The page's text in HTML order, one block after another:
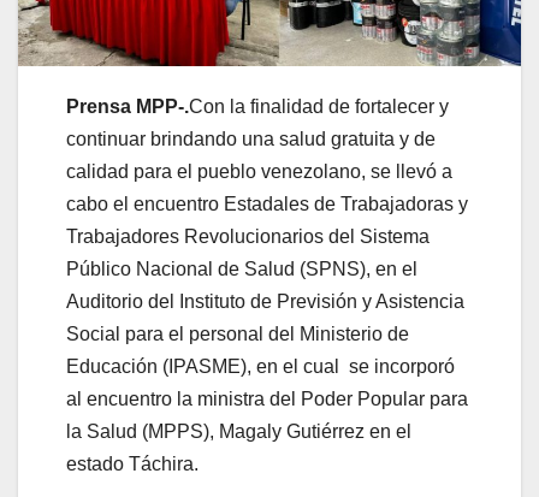
Prensa MPP-.Con la finalidad de fortalecer y
continuar brindando una salud gratuita y de
calidad para el pueblo venezolano, se llevó a
cabo el encuentro Estadales de Trabajadoras y
Trabajadores Revolucionarios del Sistema
Público Nacional de Salud (SPNS), en el
Auditorio del Instituto de Previsión y Asistencia
Social para el personal del Ministerio de
Educación (IPASME), en el cual se incorporó
al encuentro la ministra del Poder Popular para
la Salud (MPPS), Magaly Gutiérrez en el
estado Táchira.